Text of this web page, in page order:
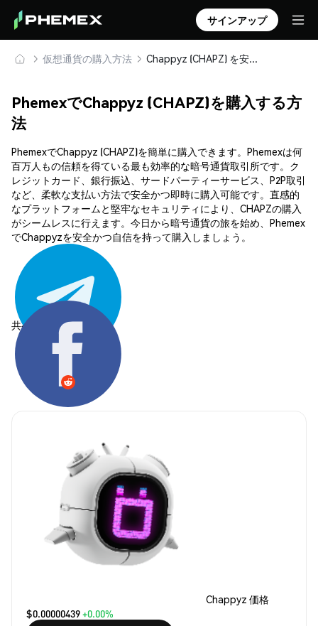
サインアップ
仮想通貨の購入方法 Chappyz (CHAPZ) を安全に購入・保管
PhemexでChappyz (CHAPZ)を購入する方
法
PhemexでChappyz (CHAPZ)を簡単に購入できます。Phemexは何
百万人もの信頼を得ている最も効率的な暗号通貨取引所です。ク
レジットカード、銀行振込、サードパーティーサービス、P2P取引
など、柔軟な支払い方法で安全かつ即時に購入可能です。直感的
なプラットフォームと堅牢なセキュリティにより、CHAPZの購入
がシームレスに行えます。今日から暗号通貨の旅を始め、Phemex
でChappyzを安全かつ自信を持って購入しましょう。
共有する:
Chappyz 価格
$0.00000439+0.00%